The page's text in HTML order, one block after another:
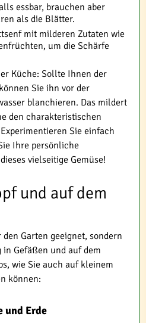
essbar, brauchen aber
als die Blätter.
mit milderen Zutaten wie
um die Schärfe
Küche: Sollte Ihnen der
Sie ihn vor der
blanchieren. Das mildert
den charakteristischen
Sie einfach
Ihre persönliche
vielseitige Gemüse!
und auf dem
Garten geeignet, sondern
Gefäßen und auf dem
wie Sie auch auf kleinem
können:
und Erde